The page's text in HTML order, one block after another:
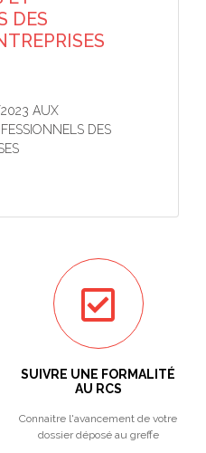
DES
AUX
DES
SUIVRE UNE FORMALITÉ
AU RCS
Connaitre l'avancement de votre
dossier déposé au greffe